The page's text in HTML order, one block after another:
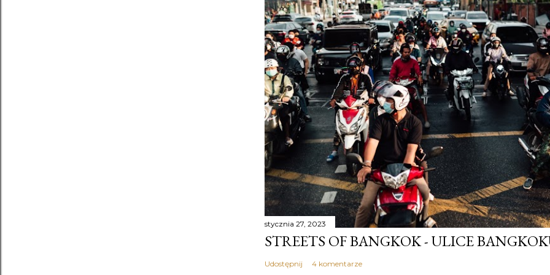
stycznia 27, 2023
STREETS OF BANGKOK - ULICE
Udostępnij 4 komentarze